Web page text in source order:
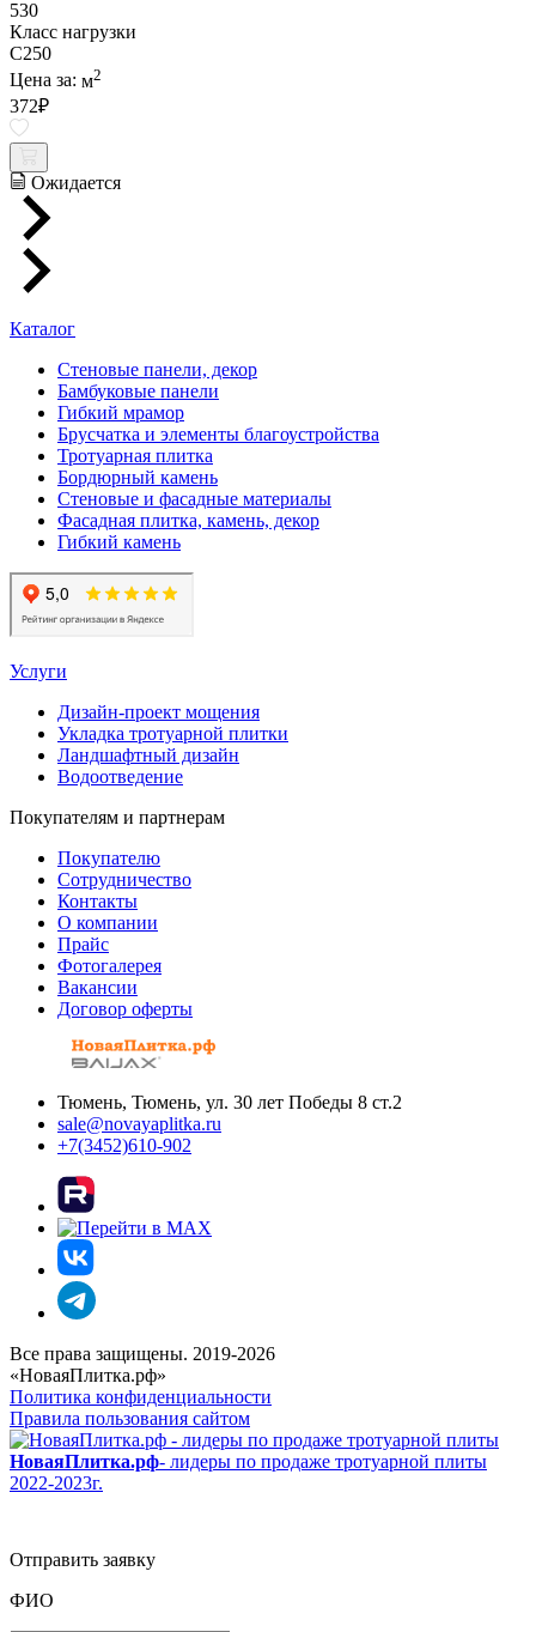
530
Класс нагрузки
C250
Цена за: м2
372₽
Ожидается
Каталог
Стеновые панели, декор
Бамбуковые панели
Гибкий мрамор
Брусчатка и элементы благоустройства
Тротуарная плитка
Бордюрный камень
Стеновые и фасадные материалы
Фасадная плитка, камень, декор
Гибкий камень
Услуги
Дизайн-проект мощения
Укладка тротуарной плитки
Ландшафтный дизайн
Водоотведение
Покупателям и партнерам
Покупателю
Сотрудничество
Контакты
О компании
Прайс
Фотогалерея
Вакансии
Договор оферты
Тюмень, Тюмень, ул. 30 лет Победы 8 ст.2
sale@novayaplitka.ru
+7(3452)610-902
Все права защищены. 2019-2026
«НоваяПлитка.рф»
Политика конфиденциальности
Правила пользования сайтом
НоваяПлитка.рф- лидеры по продаже тротуарной плиты
2022-2023г.
Отправить заявку
ФИО